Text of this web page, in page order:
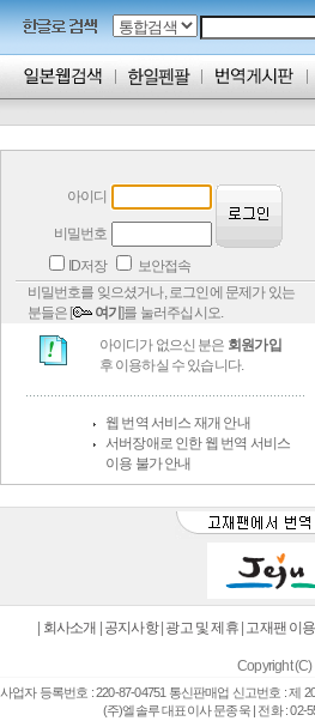
아이디
비밀번호
ID저장
보안접속
비밀번호를 잊으셨거나, 로그인에 문제가 있는
분들은 [
여기]를 눌러주십시오.
아이디가 없으신 분은 회원가입
후 이용하실 수 있습니다.
웹 번역 서비스 재개 안내
서버장애로 인한 웹 번역 서비스
이용 불가 안내
회사소개 공지사항| 광고 및 제휴| 고재팬 이
Copyright (C)
사업자 등록번호 : 220-87-04751 통신판매업 신고번호 : 제
(주)엘솔루 대표이사 문종욱 | 전화 : 02-